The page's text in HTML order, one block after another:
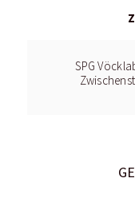
SPG